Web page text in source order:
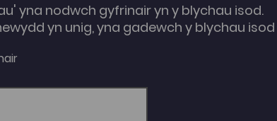
yna nodwch gyfrinair yn y blychau isod.
yn unig, yna gadewch y blychau isod